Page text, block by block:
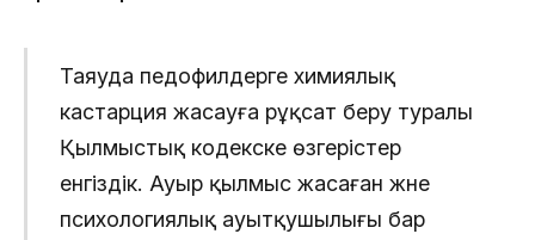
Таяуда педофилдерге химиялық
кастарция жасауға рұқсат беру туралы
Қылмыстық кодекске өзгерістер
енгіздік. Ауыр қылмыс жасаған және
психологиялық ауытқушылығы бар